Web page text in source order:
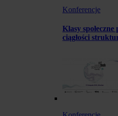
Konferencje
Klasy
ciągłości